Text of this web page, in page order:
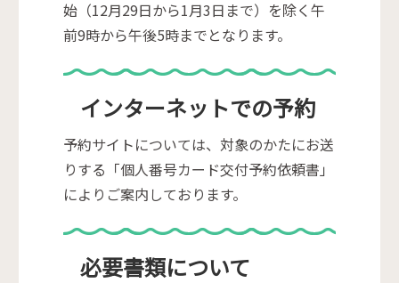
始（12月29日から1月3日まで）を除く午
前9時から午後5時までとなります。
インターネットでの予約
予約サイトについては、対象のかたにお送
りする「個人番号カード交付予約依頼書」
によりご案内しております。
必要書類について